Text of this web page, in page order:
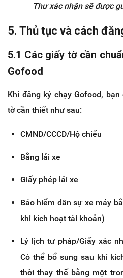
Thư xác nhận sẽ được
5. Thủ tục và cách
5.1 Các giấy tờ cần
Gofood
Khi đăng ký chạy Gofood,
tờ cần thiết như sau:
CMND/CCCD/Hộ chiếu
Bằng lái xe
Giấy phép lái xe
Bảo hiểm dân sự xe máy
khi kích hoạt tài khoản)
Lý lịch tư pháp/Giấy xác
Có thể bổ sung sau khi
thời thay thế bằng một